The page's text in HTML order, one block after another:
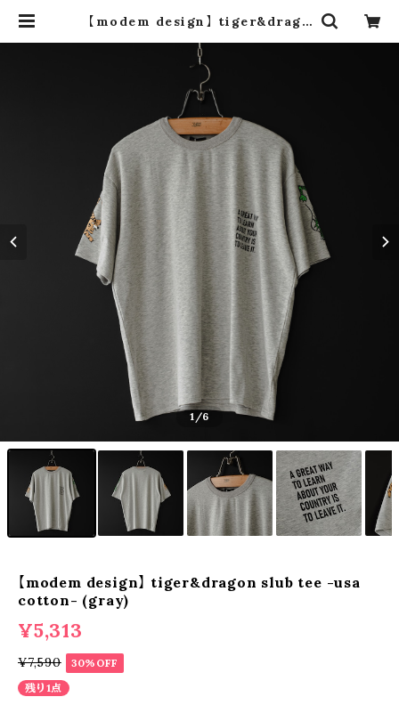
【modem design】 tiger&drago
y) | dros dro
1 /6
【modem design】 tiger&dragon slub tee -usa
cotton- (gray)
¥5,313
¥7,590
30%OFF
残り1点